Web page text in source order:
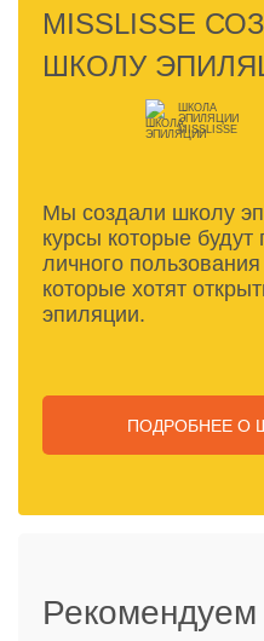
MISSLISSE
ШКОЛУ
ШКОЛА
ЭПИЛЯЦИИ
MISSLISSE
Мы создали школу
курсы которые
личного
которые хотят
эпиляции.
ПОДРОБНЕЕ О
Рекомендуем